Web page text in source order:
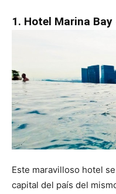
1. Hotel Marina Bay
Este maravilloso hotel
capital del país del